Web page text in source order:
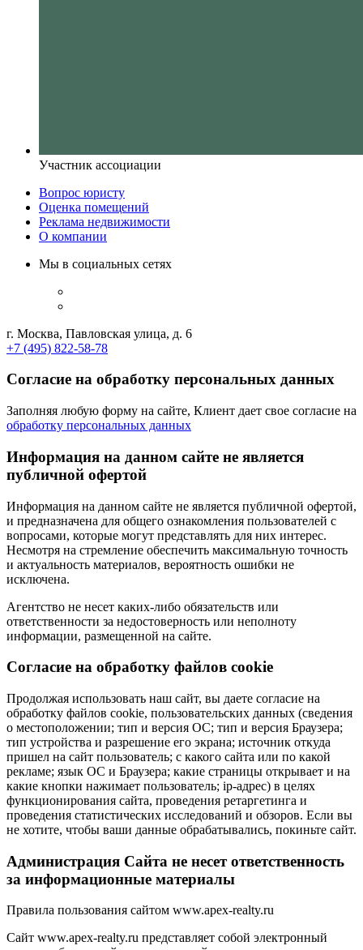
Участник ассоциации
Вопрос юристу
Оценка помещений
Реклама недвижимости
О компании
Мы в социальных сетях
г. Москва, Павловская улица, д. 6
+7 (495) 822-58-78
Согласие на обработку персональных данных
Заполняя любую форму на сайте, Клиент дает свое согласие на
обработку персональных данных
Информация на данном сайте не является
публичной офертой
Информация на данном сайте не является публичной офертой,
и предназначена для общего ознакомления пользователей с
вопросами, которые могут представлять для них интерес.
Несмотря на стремление обеспечить максимальную точность
и актуальность материалов, вероятность ошибки не
исключена.
Агентство не несет каких-либо обязательств или
ответственности за недостоверность или неполноту
информации, размещенной на сайте.
Cогласие на обработку файлов cookie
Продолжая использовать наш сайт, вы даете согласие на
обработку файлов cookie, пользовательских данных (сведения
о местоположении; тип и версия ОС; тип и версия Браузера;
тип устройства и разрешение его экрана; источник откуда
пришел на сайт пользователь; с какого сайта или по какой
рекламе; язык ОС и Браузера; какие страницы открывает и на
какие кнопки нажимает пользователь; ip-адрес) в целях
функционирования сайта, проведения ретаргетинга и
проведения статистических исследований и обзоров. Если вы
не хотите, чтобы ваши данные обрабатывались, покиньте сайт.
Администрация Сайта не несет ответственность
за информационные материалы
Правила пользования сайтом www.apex-realty.ru
Сайт www.apex-realty.ru представляет собой электронный